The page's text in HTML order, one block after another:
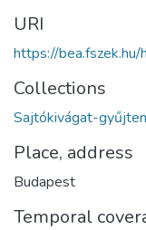
URI
https://
Collections
Sajtókivágat-
Place, address
Budapest
Temporal